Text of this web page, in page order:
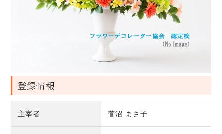
登録情報
主宰者 菅沼 まさ子